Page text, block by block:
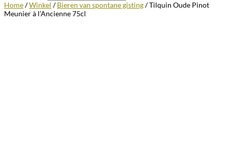
Home/Winkel /Bieren van spontane gisting/ Tilquin Oude Pinot
Meunier à l’Ancienne 75cl